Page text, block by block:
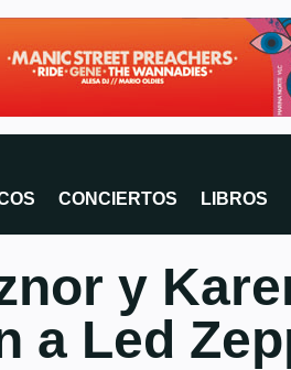
CONCIERTOS LIBROS
y
a Led